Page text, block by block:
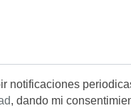
notificaciones
, dando mi